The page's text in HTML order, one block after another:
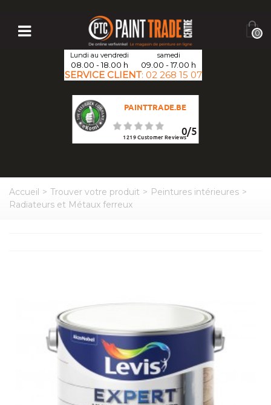
0
Lundi au vendredi
08.00 - 18.00 h
samedi
09.00 - 17.00 h
SERVICE CLIENT: 02 268 15 07
PAINTTRADE.BE
0/5
1219Customer Reviews
Accueil > Trouver votre produit > Peintures intérieures >
Radiateurs et Métaux ferreux